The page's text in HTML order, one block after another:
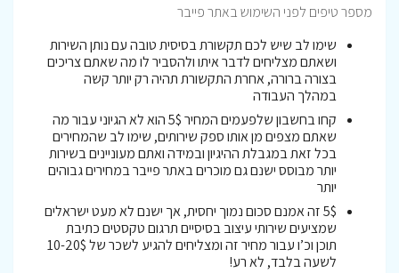
מספר טיפים לפני השימוש באתר פייבר
שימו לב שיש לכם תקשורת בסיסית טובה עם נותן השירות
ושאתם מצליחים לדבר איתו ולהסביר לו מה שאתם צריכים
בצורה ברורה, אחרת התקשורת תהיה רק יותר קשה
במהלך העבודה
קחו בחשבון שלפעמים המחיר 5$ הוא לא הגיוני עבור מה
שאתם מצפים מן אותו ספק שירותים, שימו לב שהמחירים
בכל זאת במגבלת ההיגיון ובמידה ואתם מעוניינים בשירות
יותר מבוסס ישנם גם מוכרים באתר פייבר במחירים גבוהים
יותר
5$ זה אמנם סכום נמוך יחסית, אך ישנם לא מעט ישראלים
שמציעים שירותי עיצוב בסיסיים תרגום טקסטים כתיבת
תוכן וכ’ו עבור מחיר זה ומצליחים להגיע לשכר של 10-20$
לשעה בלבד, לא רע!